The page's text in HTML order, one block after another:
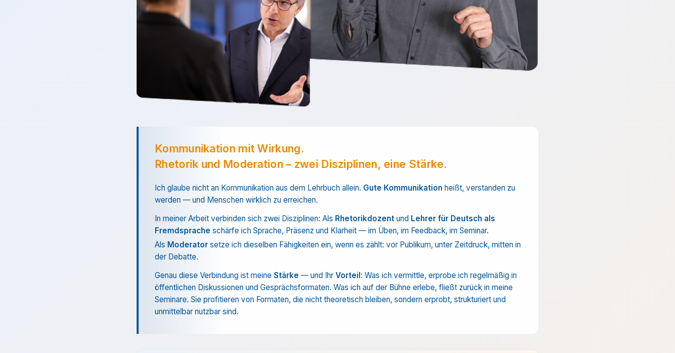
Kommunikation mit Wirkung.
Rhetorik und Moderation – zwei Disziplinen, eine Stärke.
Ich glaube nicht an Kommunikation aus dem Lehrbuch allein. Gute Kommunikation heißt, verstanden zu
werden — und Menschen wirklich zu erreichen.
In meiner Arbeit verbinden sich zwei Disziplinen: Als Rhetorikdozent und Lehrer für Deutsch als
Fremdsprache schärfe ich Sprache, Präsenz und Klarheit — im Üben, im Feedback, im Seminar.
Als Moderator setze ich dieselben Fähigkeiten ein, wenn es zählt: vor Publikum, unter Zeitdruck, mitten in
der Debatte.
Genau diese Verbindung ist meine Stärke — und Ihr Vorteil: Was ich vermittle, erprobe ich regelmäßig in
öffentlichen Diskussionen und Gesprächs­formaten. Was ich auf der Bühne erlebe, fließt zurück in meine
Seminare. Sie profitieren von Formaten, die nicht theoretisch bleiben, sondern erprobt, strukturiert und
unmittelbar nutzbar sind.